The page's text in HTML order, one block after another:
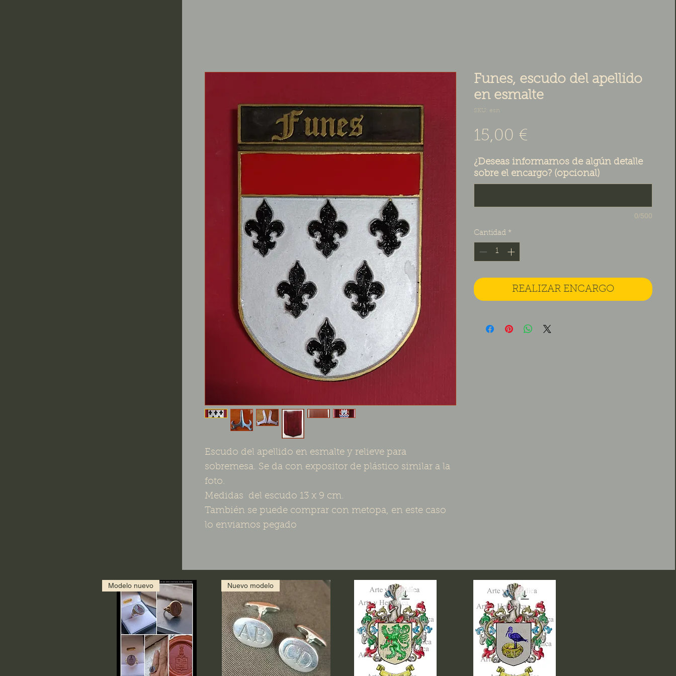
Escudo del apellido en esmalte y relieve para
sobremesa. Se da con expositor de plástico similar a la
foto.
Medidas del escudo 13 x 9 cm.
También se puede comprar con metopa, en este caso
lo enviamos pegado
Funes, escudo del apellido
en esmalte
SKU: esn
15,00 €
¿Deseas informarnos de algún detalle
sobre el encargo? (opcional)
0/500
Cantidad *
REALIZAR ENCARGO
Modelo nuevo Nuevo modelo